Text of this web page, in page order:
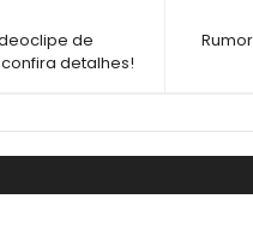
de
detalhes!